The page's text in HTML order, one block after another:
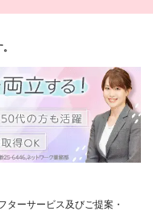
ーサービス及びご提案・